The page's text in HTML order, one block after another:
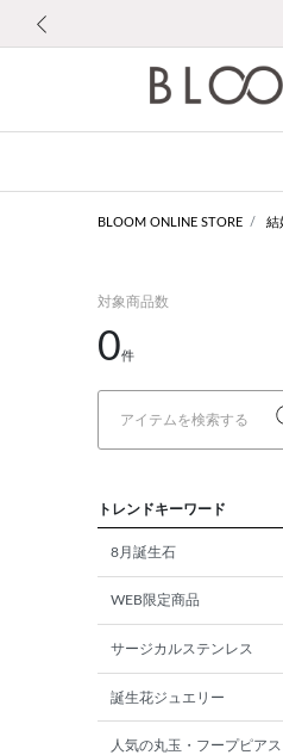
BLOOM ONLINE STORE 結
対象商品数
0件
トレンドキーワード
8月誕生石
WEB限定商品
サージカルステンレス
誕生花ジュエリー
人気の丸玉・フープピアス